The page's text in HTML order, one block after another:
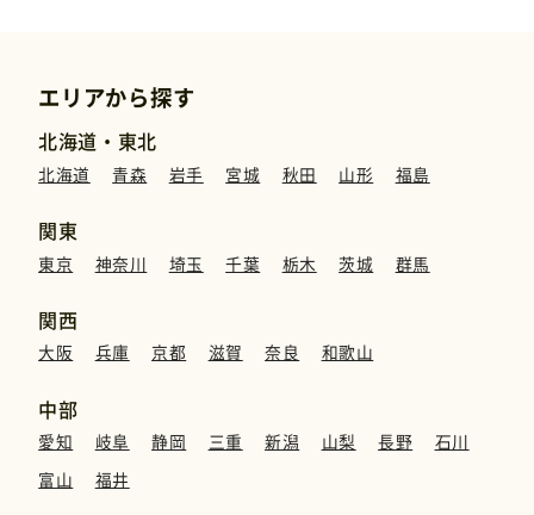
エリアから探す
北海道・東北
北海道 青森 岩手 宮城 秋田 山形 福島
関東
東京 神奈川 埼玉 千葉 栃木 茨城 群馬
関西
大阪 兵庫 京都 滋賀 奈良 和歌山
中部
愛知 岐阜 静岡 三重 新潟 山梨 長野
石川
富山
福井